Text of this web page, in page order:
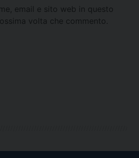
email e sito web in questo
volta che commento.